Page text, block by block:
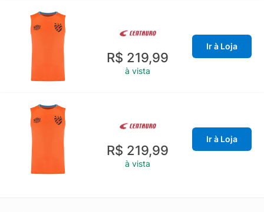
R$ 219,99
à vista
Ir à Loja
R$ 219,99
à vista
Ir à Loja